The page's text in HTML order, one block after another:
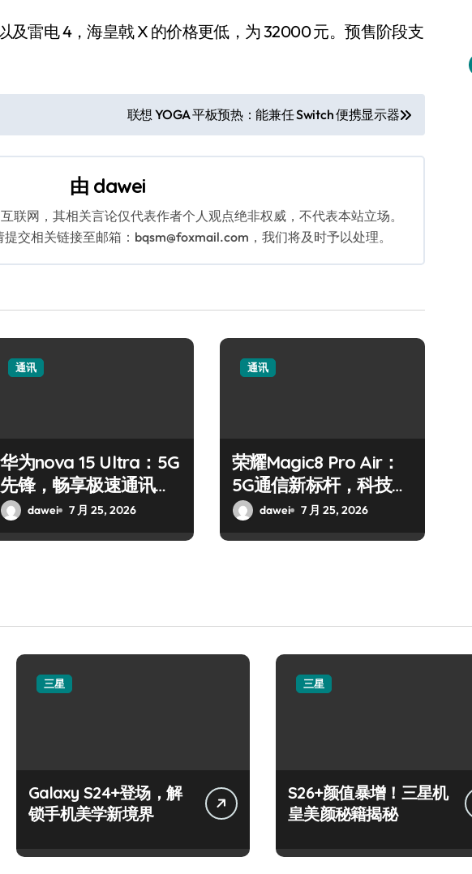
及雷电 4，海皇戟 X 的价格更低，为 32000 元。预售阶段支
联想 YOGA 平板预热：能兼任 Switch 便携显示器
由 dawei
联网，其相关言论仅代表作者个人观点绝非权威，不代表本站立场。
交相关链接至邮箱：bqsm@foxmail.com，我们将及时予以处理。
通讯
华为nova 15 Ultra：5G
先锋，畅享极速通讯新
体验dawei 7 月 25, 2026
通讯
荣耀Magic8 Pro Air：
5G通信新标杆，科技之
选
dawei 7 月 25, 2026
三星
Galaxy S24+登场，解
锁手机美学新境界
三星
S26+颜值暴增！三星机
皇美颜秘籍揭秘